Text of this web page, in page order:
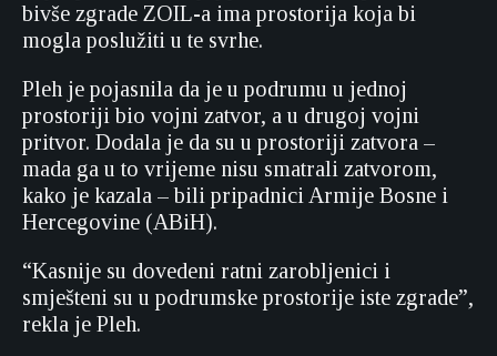
bivše zgrade ZOIL-a ima prostorija koja bi
mogla poslužiti u te svrhe.
Pleh je pojasnila da je u podrumu u jednoj
prostoriji bio vojni zatvor, a u drugoj vojni
pritvor. Dodala je da su u prostoriji zatvora –
mada ga u to vrijeme nisu smatrali zatvorom,
kako je kazala – bili pripadnici Armije Bosne i
Hercegovine (ABiH).
“Kasnije su dovedeni ratni zarobljenici i
smješteni su u podrumske prostorije iste zgrade”,
rekla je Pleh.